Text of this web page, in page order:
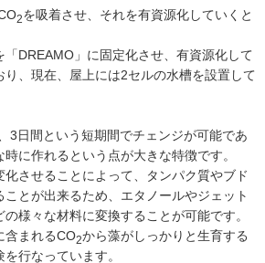
2を吸着させ、それを有資源化していくと
「DREAMO」に固定化させ、有資源化して
り、現在、屋上には2セルの水槽を設置して
3日間という短期間でチェンジが可能であ
に作れるという点が大きな特徴です。
させることによって、タンパク質やブド
とが出来るため、エタノールやジェット
様々な材料に変換することが可能です。
含まれるCO2から藻がしっかりと生育する
行なっています。